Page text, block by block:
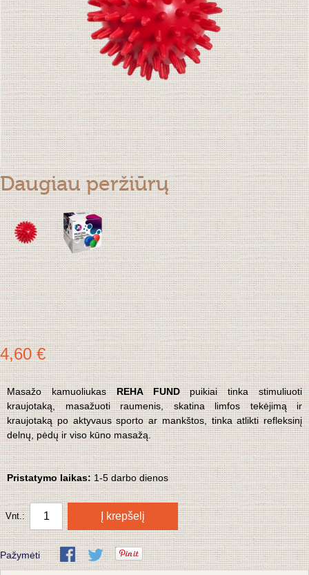
Daugiau peržiūrų
4,60 €
Masažo kamuoliukasREHA FUNDpuikiai tinka stimuliuoti
kraujotaką, masažuoti raumenis, skatina limfos tekėjimą ir
kraujotaką po aktyvaus sporto ar mankštos, tinka atlikti refleksinį
delnų, pėdų ir viso kūno masažą.
Pristatymo laikas:1-5 darbo dienos
Vnt.: Į krepšelį
Pažymėti